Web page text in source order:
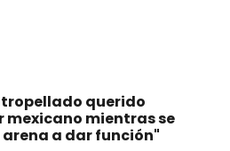
querido
mexicano mientras se
a dar función"